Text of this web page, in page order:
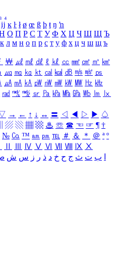
₃ ₄
ĳ ĸ ŀ ł ø œ ß þ ŧ ŋ ŉ
О П Р С Т У Ф Х Ц Ч Ш Щ Ъ
к л м н о п р с т у ф х ц ч ш щ ъ
￦ ㎕ ㎖ ㎗ ℓ ㎘ ㏄ ㎣ ㎤ ㎥ ㎦
㎍ ㎎ ㎏ ㏏ ㎈ ㎉ ㏈ ㎧ ㎨ ㎰
㎂ ㎃ ㎄ ㎺ ㎻ ㎽ ㎾ ㎿ ㎐ ㎑
㎭ ㎮ ㎯ ㏛ ㎩ ㎪ ㎫ ㎬ ㏝ ㏐
㏓
→ ← ↑ ↓ ↔ 〓 ◁ ◀ ▷ ▶ ♤
▨ ▧ ▦ ▩ ♨ ☏ ☎ ☜ ☞ ¶ †
№ ㏇ ™ ㏂ ㏘ ℡ ＃ ＆ ＊ ＠ ª º
Ⅳ Ⅴ Ⅵ Ⅶ Ⅷ Ⅸ Ⅹ
ب ت ث ج ح خ د ذ ر ز س ش